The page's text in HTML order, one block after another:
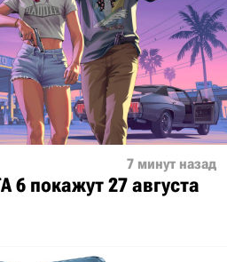
7 минут назад
6 покажут 27 августа